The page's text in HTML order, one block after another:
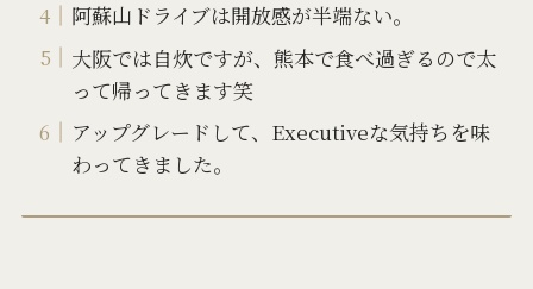
阿蘇山ドライブは開放感が半端ない。
大阪では自炊ですが、熊本で食べ過ぎるので太
って帰ってきます笑
アップグレードして、Executiveな気持ちを味
わってきました。